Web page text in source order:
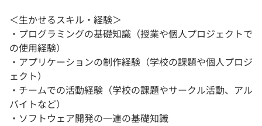
＜生かせるスキル・経験＞
・プログラミングの基礎知識（授業や個人プロジェクトで
の使用経験）
・アプリケーションの制作経験（学校の課題や個人プロジ
ェクト）
・チームでの活動経験（学校の課題やサークル活動、アル
バイトなど）
・ソフトウェア開発の一連の基礎知識